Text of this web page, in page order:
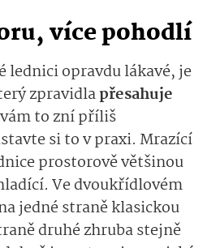
více pohodlí
lednici opravdu lákavé, je
zpravidlapřesahuje
to zní příliš
si to v praxi. Mrazící
prostorově většinou
Ve dvoukřídlovém
jedné straně klasickou
druhé zhruba stejně